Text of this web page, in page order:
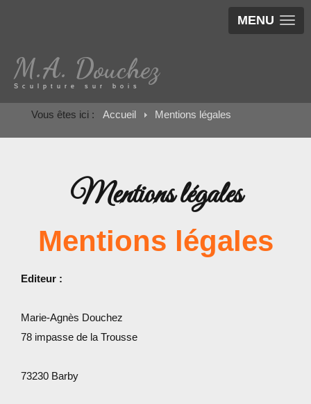
MENU
M.A. Douchez
Sculpture sur bois
Vous êtes ici : Accueil Mentions légales
Mentions légales
Mentions légales
Editeur :
Marie-Agnès Douchez
78 impasse de la Trousse
73230 Barby